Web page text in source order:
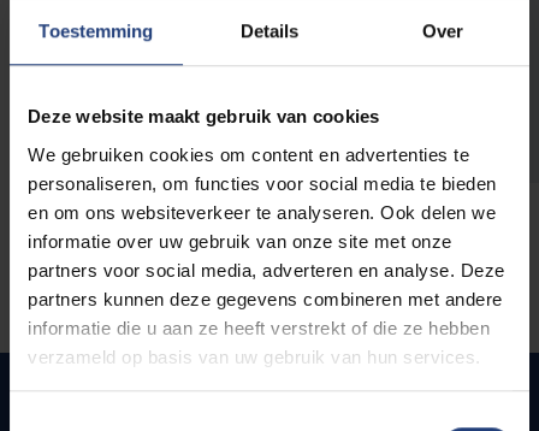
Toestemming Details Over
Deze website maakt gebruik van cookies
We gebruiken cookies om content en advertenties te
personaliseren, om functies voor social media te bieden
en om ons websiteverkeer te analyseren. Ook delen we
informatie over uw gebruik van onze site met onze
partners voor social media, adverteren en analyse. Deze
partners kunnen deze gegevens combineren met andere
informatie die u aan ze heeft verstrekt of die ze hebben
verzameld op basis van uw gebruik van hun services.